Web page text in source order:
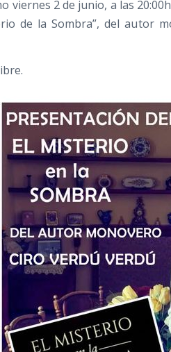
viernes 2 de junio, a las
de la Sombra”, del autor